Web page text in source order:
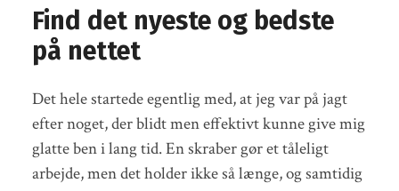
Find det nyeste og bedste
på nettet
Det hele startede egentlig med, at jeg var på jagt
efter noget, der blidt men effektivt kunne give mig
glatte ben i lang tid. En skraber gør et tåleligt
arbejde, men det holder ikke så længe, og samtidig